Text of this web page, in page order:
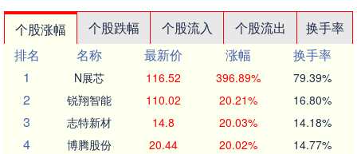
个股涨幅 个股跌幅 个股流入 个股流出
换手率
排名
名称 最新价 涨幅
换手率
1
N展芯 116.52 396.89% 79.39%
2 锐翔智能 110.02 20.21% 16.80%
3 志特新材 14.8 20.03% 14.18%
4 博腾股份 20.44 20.02% 14.77%